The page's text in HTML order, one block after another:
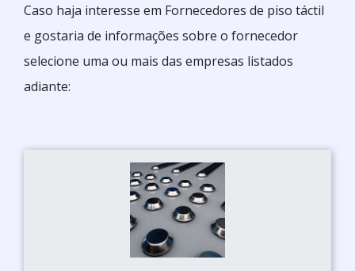
Caso haja interesse em Fornecedores de piso táctil
e gostaria de informações sobre o fornecedor
selecione uma ou mais das empresas listados
adiante: